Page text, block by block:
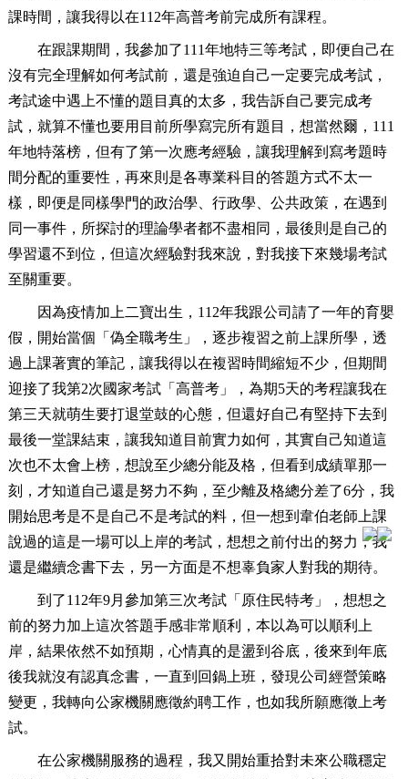
課時間，讓我得以在112年高普考前完成所有課程。
在跟課期間，我參加了111年地特三等考試，即便自己在
沒有完全理解如何考試前，還是強迫自己一定要完成考試，
考試途中遇上不懂的題目真的太多，我告訴自己要完成考
試，就算不懂也要用目前所學寫完所有題目，想當然爾，111
年地特落榜，但有了第一次應考經驗，讓我理解到寫考題時
間分配的重要性，再來則是各專業科目的答題方式不太一
樣，即便是同樣學門的政治學、行政學、公共政策，在遇到
同一事件，所探討的理論學者都不盡相同，最後則是自己的
學習還不到位，但這次經驗對我來說，對我接下來幾場考試
至關重要。
因為疫情加上二寶出生，112年我跟公司請了一年的育嬰
假，開始當個「偽全職考生」，逐步複習之前上課所學，透
過上課著實的筆記，讓我得以在複習時間縮短不少，但期間
迎接了我第2次國家考試「高普考」，為期5天的考程讓我在
第三天就萌生要打退堂鼓的心態，但還好自己有堅持下去到
最後一堂課結束，讓我知道目前實力如何，其實自己知道這
次也不太會上榜，想說至少總分能及格，但看到成績單那一
刻，才知道自己還是努力不夠，至少離及格總分差了6分，我
開始思考是不是自己不是考試的料，但一想到韋伯老師上課
說過的這是一場可以上岸的考試，想想之前付出的努力，我
還是繼續念書下去，另一方面是不想辜負家人對我的期待。
到了112年9月參加第三次考試「原住民特考」，想想之
前的努力加上這次答題手感非常順利，本以為可以順利上
岸，結果依然不如預期，心情真的是盪到谷底，後來到年底
後我就沒有認真念書，一直到回鍋上班，發現公司經營策略
變更，我轉向公家機關應徵約聘工作，也如我所願應徵上考
試。
在公家機關服務的過程，我又開始重拾對未來公職穩定